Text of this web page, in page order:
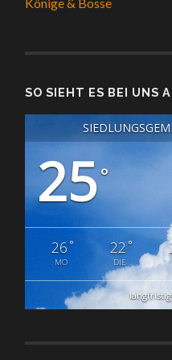
SO SIEHT ES BEI UNS
25°
26°
MO
22 °
DIE